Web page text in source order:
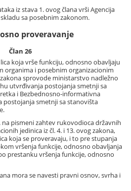
iz stava 1. ovog člana vrši Agencija
sa posebnim zakonom.
proveravanje
Član 26
koja vrše funkciju, odnosno obavljaju
organima i posebnim organizacionim
sprovode ministarstvo nadležno
utvrđivanja postojanja smetnji sa
i Bezbednosno-informativna
postojanja smetnji sa stanovišta
pismeni zahtev rukovodioca državnih
jedinica iz čl. 4. i 13. ovog zakona,
koja se proveravaju, i to pre stupanja
vršenja funkcije, odnosno obavljanja
prestanku vršenja funkcije, odnosno
mora se navesti pravni osnov, svrha i